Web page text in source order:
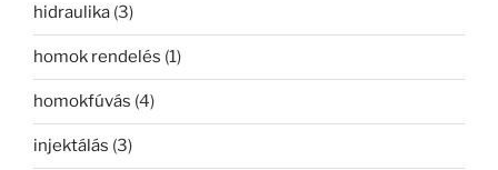
hidraulika (3)
homok rendelés (1)
homokfúvás (4)
injektálás (3)